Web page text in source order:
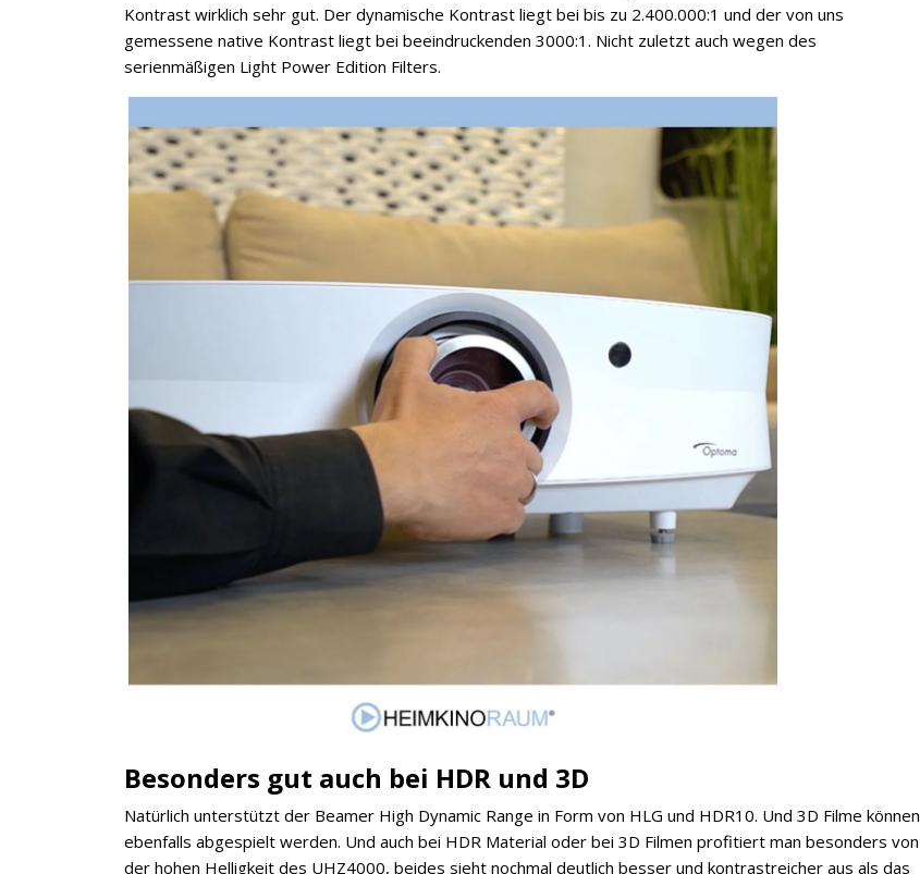
Kontrast wirklich sehr gut. Der dynamische Kontrast liegt bei bis zu 2.400.000:1 und der von uns
gemessene native Kontrast liegt bei beeindruckenden 3000:1. Nicht zuletzt auch wegen des
serienmäßigen Light Power Edition Filters.
Besonders gut auch bei HDR und 3D
Natürlich unterstützt der Beamer High Dynamic Range in Form von HLG und HDR10. Und 3D Filme können
ebenfalls abgespielt werden. Und auch bei HDR Material oder bei 3D Filmen profitiert man besonders von
der hohen Helligkeit des UHZ4000, beides sieht nochmal deutlich besser und kontrastreicher aus als das